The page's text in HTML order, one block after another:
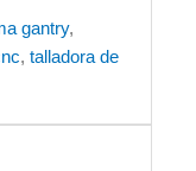
gantry,
,talladora de